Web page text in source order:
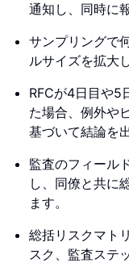
通知し、同時に
サンプリングで
ルサイズを拡大
RFCが4日目や5
た場合、例外や
基づいて結論を
監査のフィール
し、同僚と共に
ます。
総括リスクマト
スク、監査ステ